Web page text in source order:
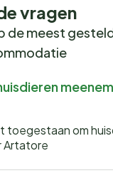
vragen
de meest
toegestaan om
Artatore